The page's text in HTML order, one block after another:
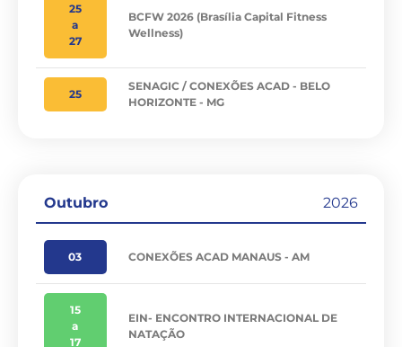
25
a
27
BCFW 2026 (Brasília Capital Fitness
Wellness)
25
SENAGIC / CONEXÕES ACAD - BELO
HORIZONTE - MG
Outubro 2026
03 CONEXÕES ACAD MANAUS - AM
15
a
17
EIN- ENCONTRO INTERNACIONAL DE
NATAÇÃO